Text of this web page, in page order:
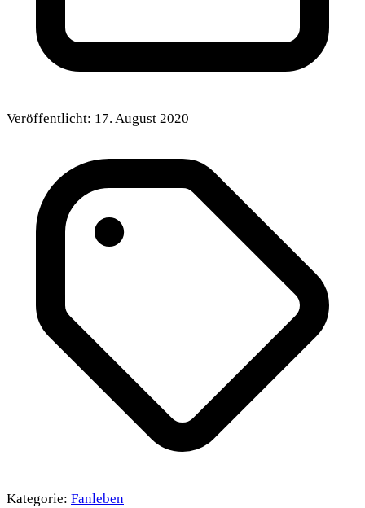
Veröffentlicht: 17. August 2020
Kategorie: Fanleben